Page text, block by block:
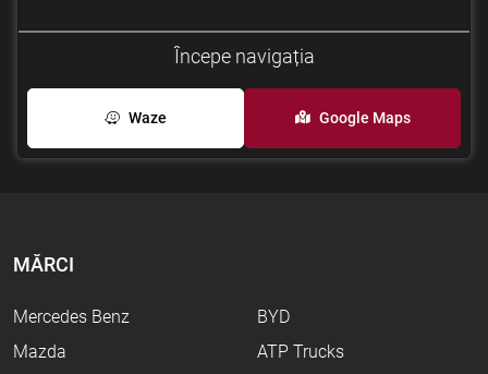
Începe navigația
Waze Google Maps
MĂRCI
Mercedes Benz
Mazda
BYD
ATP Trucks